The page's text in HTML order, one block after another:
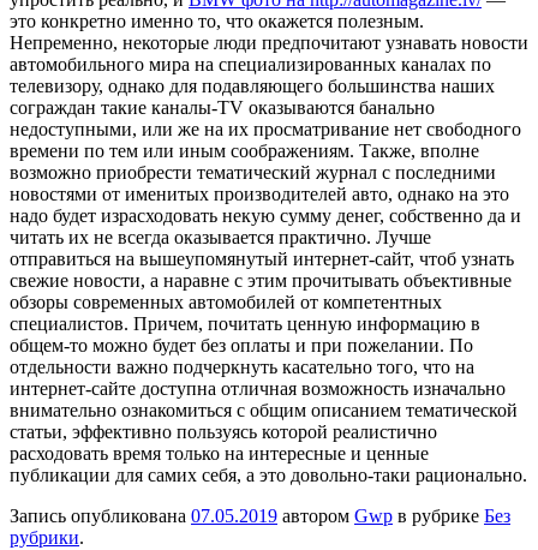
это конкретно именно то, что окажется полезным.
Непременно, некоторые люди предпочитают узнавать новости
автомобильного мира на специализированных каналах по
телевизору, однако для подавляющего большинства наших
сограждан такие каналы-TV оказываются банально
недоступными, или же на их просматривание нет свободного
времени по тем или иным соображениям. Также, вполне
возможно приобрести тематический журнал с последними
новостями от именитых производителей авто, однако на это
надо будет израсходовать некую сумму денег, собственно да и
читать их не всегда оказывается практично. Лучше
отправиться на вышеупомянутый интернет-сайт, чтоб узнать
свежие новости, а наравне с этим прочитывать объективные
обзоры современных автомобилей от компетентных
специалистов. Причем, почитать ценную информацию в
общем-то можно будет без оплаты и при пожелании. По
отдельности важно подчеркнуть касательно того, что на
интернет-сайте доступна отличная возможность изначально
внимательно ознакомиться с общим описанием тематической
статьи, эффективно пользуясь которой реалистично
расходовать время только на интересные и ценные
публикации для самих себя, а это довольно-таки рационально.
Запись опубликована 07.05.2019 автором Gwp в рубрике Без
рубрики.